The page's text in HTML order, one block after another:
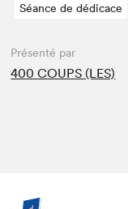
Séance de dédicace
Présenté par
400 COUPS (LES)